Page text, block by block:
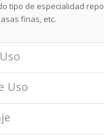
tipo de especialidad
finas, etc.
Uso